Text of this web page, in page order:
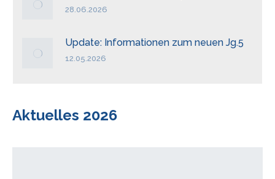
28.06.2026
Update: Informationen zum neuen Jg.5
12.05.2026
Aktuelles 2026